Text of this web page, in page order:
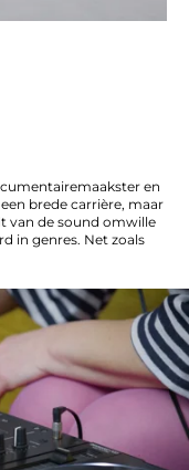
en
brede carrière, maar
van de sound omwille
in genres. Net zoals